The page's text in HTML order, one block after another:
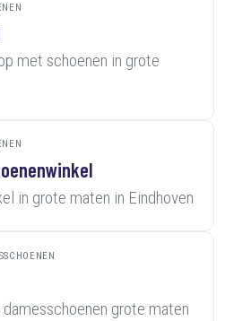
met schoenen in grote
in grote maten in Eindhoven
grote maten